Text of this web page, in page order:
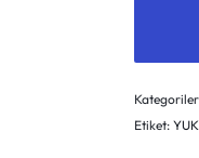
Etiket: